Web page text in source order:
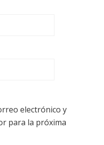
electrónico y
para la próxima